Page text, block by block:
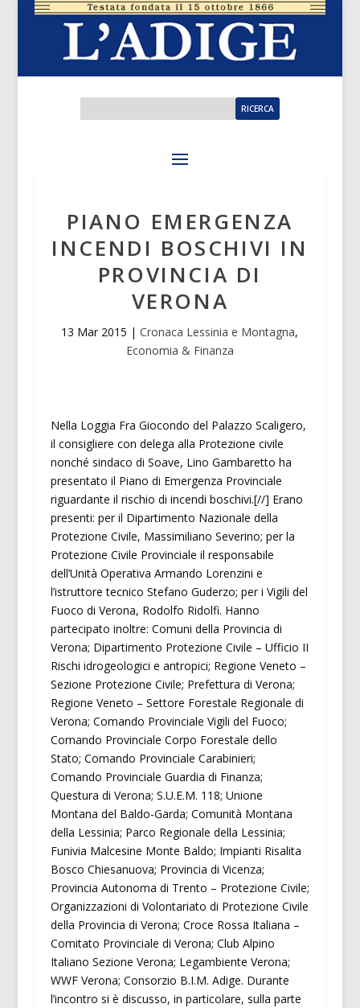
PIANO EMERGENZA
INCENDI BOSCHIVI IN
PROVINCIA DI
VERONA
13 Mar 2015 |Cronaca Lessinia e Montagna,
Economia & Finanza
Nella Loggia Fra Giocondo del Palazzo Scaligero,
il consigliere con delega alla Protezione civile
nonché sindaco di Soave, Lino Gambaretto ha
presentato il Piano di Emergenza Provinciale
riguardante il rischio di incendi boschivi.[//] Erano
presenti: per il Dipartimento Nazionale della
Protezione Civile, Massimiliano Severino; per la
Protezione Civile Provinciale il responsabile
dell’Unità Operativa Armando Lorenzini e
l’istruttore tecnico Stefano Guderzo; per i Vigili del
Fuoco di Verona, Rodolfo Ridolfi. Hanno
partecipato inoltre: Comuni della Provincia di
Verona; Dipartimento Protezione Civile – Ufficio II
Rischi idrogeologici e antropici; Regione Veneto –
Sezione Protezione Civile; Prefettura di Verona;
Regione Veneto – Settore Forestale Regionale di
Verona; Comando Provinciale Vigili del Fuoco;
Comando Provinciale Corpo Forestale dello
Stato; Comando Provinciale Carabinieri;
Comando Provinciale Guardia di Finanza;
Questura di Verona; S.U.E.M. 118; Unione
Montana del Baldo-Garda; Comunità Montana
della Lessinia; Parco Regionale della Lessinia;
Funivia Malcesine Monte Baldo; Impianti Risalita
Bosco Chiesanuova; Provincia di Vicenza;
Provincia Autonoma di Trento – Protezione Civile;
Organizzazioni di Volontariato di Protezione Civile
della Provincia di Verona; Croce Rossa Italiana –
Comitato Provinciale di Verona; Club Alpino
Italiano Sezione Verona; Legambiente Verona;
WWF Verona; Consorzio B.I.M. Adige. Durante
l’incontro si è discusso, in particolare, sulla parte